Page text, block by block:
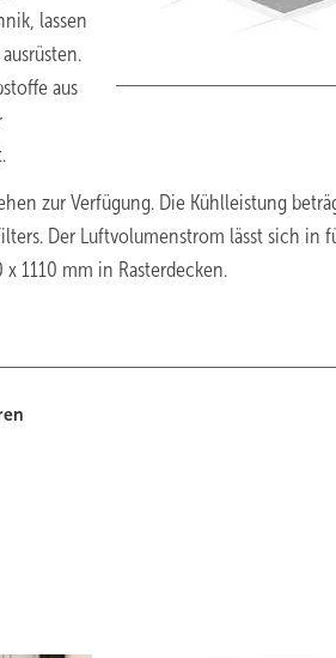
lassen
aus
zur Verfügung. Die Kühlleistung
Der Luftvolumenstrom lässt sich in
1110 mm in Rasterdecken.